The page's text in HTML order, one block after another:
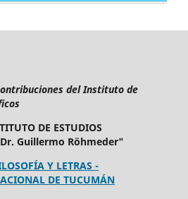
del Instituto de
DE ESTUDIOS
Guillermo Röhmeder"
Y LETRAS -
DE TUCUMÁN